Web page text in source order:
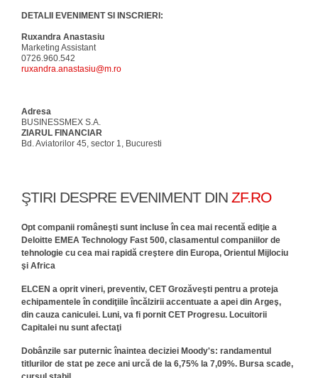
DETALII EVENIMENT SI INSCRIERI:
Ruxandra Anastasiu
Marketing Assistant
0726.960.542
ruxandra.anastasiu@m.ro
Adresa
BUSINESSMEX S.A.
ZIARUL FINANCIAR
Bd. Aviatorilor 45, sector 1, Bucuresti
ŞTIRI DESPRE EVENIMENT DIN ZF.RO
Opt companii româneşti sunt incluse în cea mai recentă ediţie a
Deloitte EMEA Technology Fast 500, clasamentul companiilor de
tehnologie cu cea mai rapidă creştere din Europa, Orientul Mijlociu
şi Africa
ELCEN a oprit vineri, preventiv, CET Grozăveşti pentru a proteja
echipamentele în condiţiile încălzirii accentuate a apei din Argeş,
din cauza caniculei. Luni, va fi pornit CET Progresu. Locuitorii
Capitalei nu sunt afectaţi
Dobânzile sar puternic înaintea deciziei Moody's: randamentul
titlurilor de stat pe zece ani urcă de la 6,75% la 7,09%. Bursa scade,